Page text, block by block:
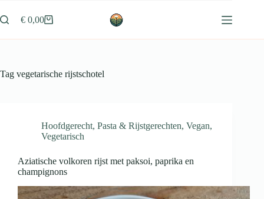
naar
de
Winkelwagen
€ 0,00
Tag vegetarische rijstschotel
Hoofdgerecht, Pasta & Rijstgerechten, Vegan,
Vegetarisch
Aziatische volkoren rijst met paksoi, paprika en
champignons